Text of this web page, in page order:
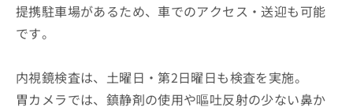
提携駐車場があるため、車でのアクセス・送迎も可能
です。
内視鏡検査は、土曜日・第2日曜日も検査を実施。
胃カメラでは、鎮静剤の使用や嘔吐反射の少ない鼻か